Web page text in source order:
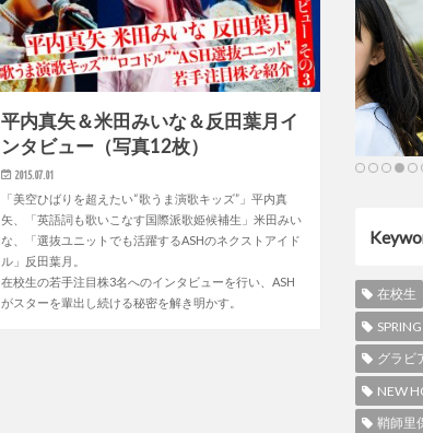
平内真矢＆米田みいな＆反田葉月イ
ンタビュー（写真12枚）
2015.07.01
「美空ひばりを超えたい“歌うま演歌キッズ”」平内真
矢、「英語詞も歌いこなす国際派歌姫候補生」米田みい
な、「選抜ユニットでも活躍するASHのネクストアイド
ル」反田葉月。
在校生の若手注目株3名へのインタビューを行い、ASH
がスターを輩出し続ける秘密を解き明かす。
在校生
グラビ
NEW
鞘師里